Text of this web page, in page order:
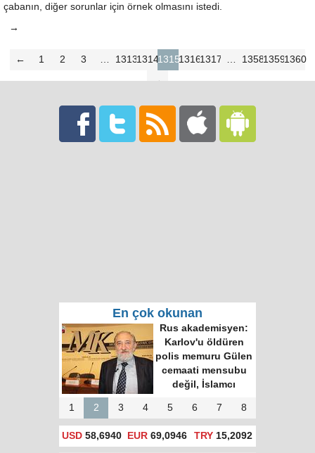
çabanın, diğer sorunlar için örnek olmasını istedi.
→
← 1 2 3 … 13131314131513161317 … 135813591360
→
En çok okunan
Rusya olimpiyat takımının
ekipmanlarındaki 'made in Turkey'
şaşırttı
1 2 3 4 5 6 7 8
USD 58,6940 EUR 69,0946 TRY15,2092